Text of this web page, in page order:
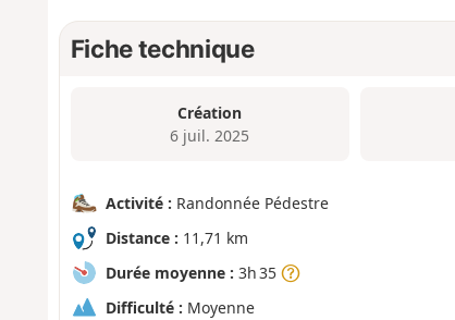
Fiche technique
Création
6 juil. 2025
Activité : Randonnée Pédestre
Distance : 11,71 km
Durée moyenne : 3h 35
Difficulté : Moyenne